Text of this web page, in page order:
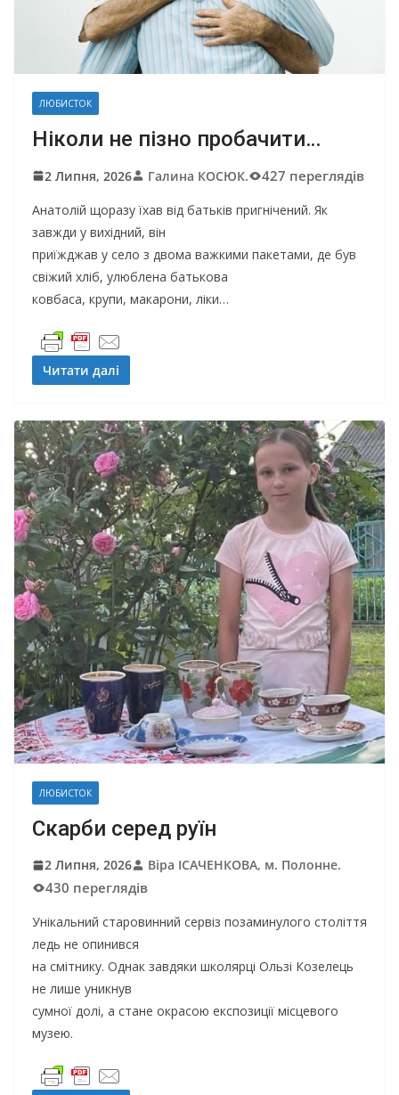
ЛЮБИСТОК
Ніколи не пізно пробачити…
2 Липня, 2026 Галина КОСЮК. 427 переглядів
Анатолій щоразу їхав від батьків пригнічений. Як
завжди у вихідний, він
приїжджав у село з двома важкими пакетами, де був
свіжий хліб, улюблена батькова
ковбаса, крупи, макарони, ліки…
Читати далі
ЛЮБИСТОК
Скарби серед руїн
2 Липня, 2026 Віра ІСАЧЕНКОВА, м. Полонне.
430 переглядів
Унікальний старовинний сервіз позаминулого століття
ледь не опинився
на смітнику. Однак завдяки школярці Ользі Козелець
не лише уникнув
сумної долі, а стане окрасою експозиції місцевого
музею.